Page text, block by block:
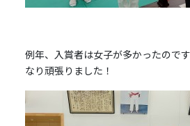
例年、入賞者は女子が多かったので
なり頑張りました！